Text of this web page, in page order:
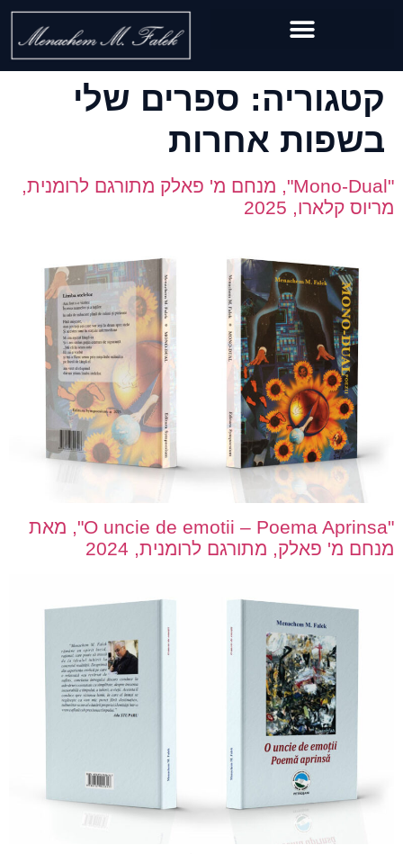
קטגוריה: ספרים שלי
בשפות אחרות
"Mono-Dual", מנחם מ' פאלק מתורגם לרומנית,
מריוס קלארו, 2025
"O uncie de emotii – Poema Aprinsa", מאת
מנחם מ' פאלק, מתורגם לרומנית, 2024